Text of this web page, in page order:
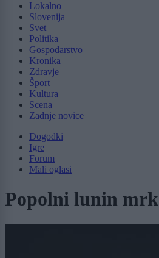
Lokalno
Slovenija
Svet
Politika
Gospodarstvo
Kronika
Zdravje
Šport
Kultura
Scena
Zadnje novice
Dogodki
Igre
Forum
Mali oglasi
Popolni lunin mrk